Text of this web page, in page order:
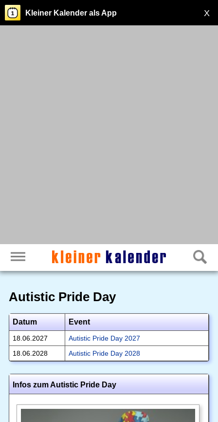
X
Kleiner Kalender als App
Autistic Pride Day
Datum Event
18.06.2027
Autistic Pride Day 2027
18.06.2028
Autistic Pride Day 2028
Infos zum Autistic Pride Day